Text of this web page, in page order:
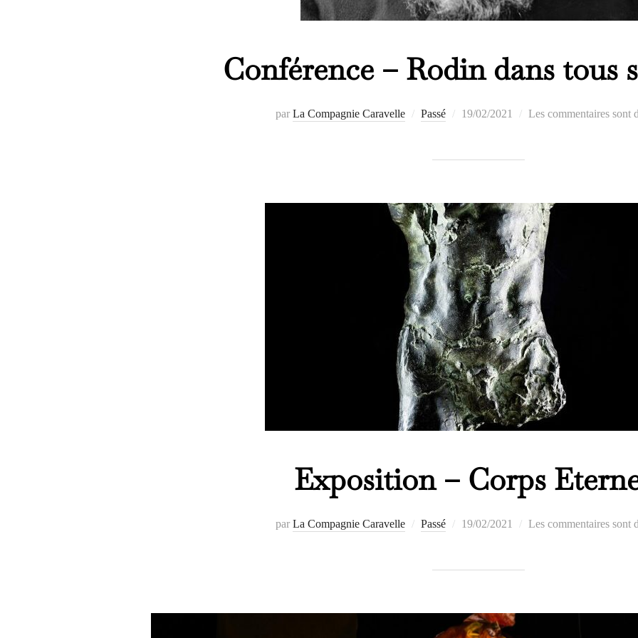
Conférence – Rodin dans tous
par La Compagnie Caravelle Passé
Publié
19/02/2021 Les commentaires sont
Exposition – Corps
par La Compagnie Caravelle Passé
Publié
19/02/2021 Les commentaires sont